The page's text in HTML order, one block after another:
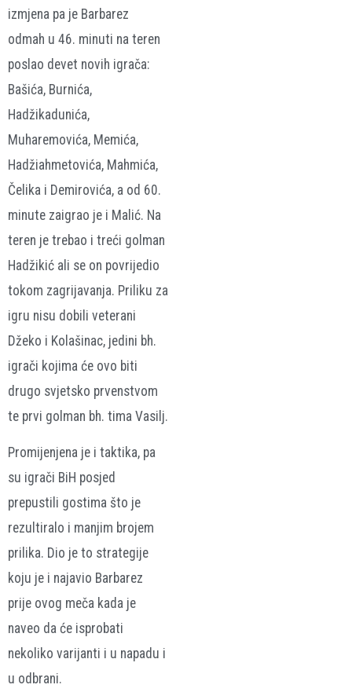
izmjena pa je Barbarez
odmah u 46. minuti na teren
poslao devet novih igrača:
Bašića, Burnića,
Hadžikadunića,
Muharemovića, Memića,
Hadžiahmetovića, Mahmića,
Čelika i Demirovića, a od 60.
minute zaigrao je i Malić. Na
teren je trebao i treći golman
Hadžikić ali se on povrijedio
tokom zagrijavanja. Priliku za
igru nisu dobili veterani
Džeko i Kolašinac, jedini bh.
igrači kojima će ovo biti
drugo svjetsko prvenstvom
te prvi golman bh. tima Vasilj.
Promijenjena je i taktika, pa
su igrači BiH posjed
prepustili gostima što je
rezultiralo i manjim brojem
prilika. Dio je to strategije
koju je i najavio Barbarez
prije ovog meča kada je
naveo da će isprobati
nekoliko varijanti i u napadu i
u odbrani.